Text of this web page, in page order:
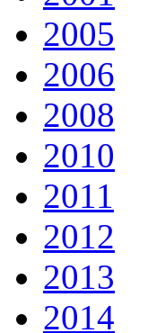
2005
2006
2008
2010
2011
2012
2013
2014